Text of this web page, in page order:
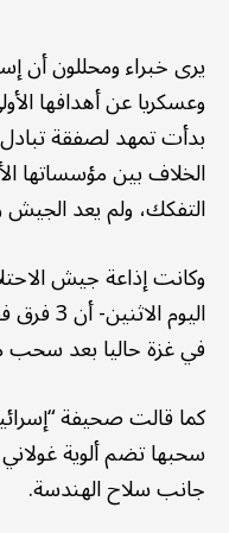
يرى خبراء ومحللون أن
وعسكريا عن أهدافها
بدأت تمهد لصفقة
الخلاف بين مؤسساتها
التفكك، ولم يعد الجيش
وكانت إذاعة جيش
في غزة حاليا بعد سحب
جانب سلاح الهندسة.